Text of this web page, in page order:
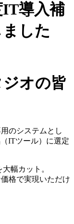
導入補
した
オの皆
のシステムとし
ITツール）に選定
幅カット。
格で実現いただけ